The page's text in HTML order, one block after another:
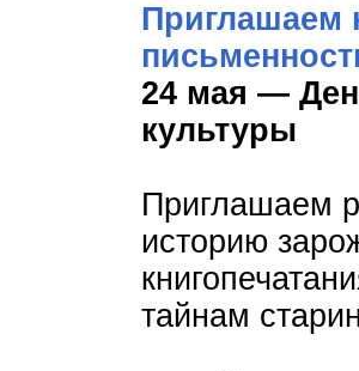
Приглашаем
24 мая —
культуры
Приглашаем
историю
тайнам